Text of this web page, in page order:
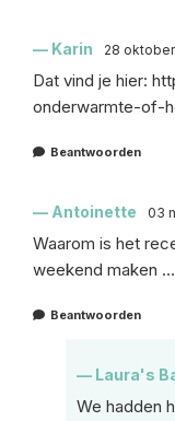
Karin 28
Dat vind je hier:
onderwarmte-of-
Beantwoorden
Antoinette 03
Waarom is het
weekend maken
Beantwoorden
Laura's
We hadden